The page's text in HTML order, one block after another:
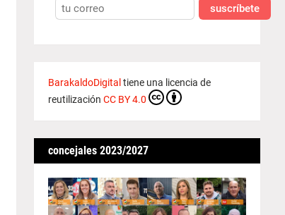
suscríbete
BarakaldoDigital tiene una licencia de
reutilización CC BY 4.0
concejales 2023/2027